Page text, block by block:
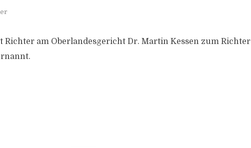
Richter am Oberlandesgericht Dr. Martin Kessen zum Richter